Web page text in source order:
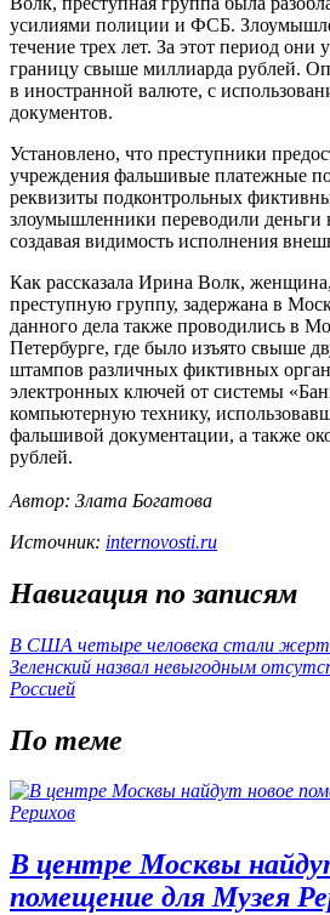
усилиями полиции и ФСБ.
течение трех лет. За этот период они
границу свыше миллиарда рублей.
в иностранной валюте, с
документов.
Установлено, что преступники
учреждения фальшивые платежные
реквизиты подконтрольных
злоумышленники переводили деньги
создавая видимость исполнения
Как рассказала Ирина Волк, женщина,
преступную группу, задержана в
данного дела также проводились в
Петербурге, где было изъято свыше
штампов различных фиктивных
электронных ключей от системы
компьютерную технику,
фальшивой документации, а также
рублей.
Автор: Злата Богатова
Источник: internovosti.ru
Навигация по записям
В США четыре человека стали
Зеленский назвал невыгодным
Россией
По теме
В центре Москвы
помещение для Музея